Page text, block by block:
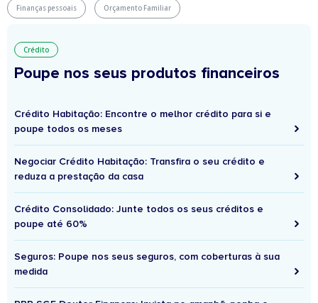
Finanças pessoais Orçamento Familiar
Crédito
Poupe nos seus produtos financeiros
Crédito Habitação: Encontre o melhor crédito para si e
poupe todos os meses
Negociar Crédito Habitação: Transfira o seu crédito e
reduza a prestação da casa
Crédito Consolidado: Junte todos os seus créditos e
poupe até 60%
Seguros: Poupe nos seus seguros, com coberturas à sua
medida